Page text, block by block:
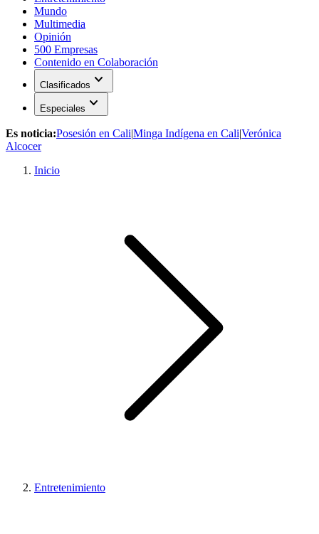
Mundo
Multimedia
Opinión
500 Empresas
Contenido en Colaboración
Clasificados expand_more
Especiales expand_more
Es noticia:Posesión en Cali|Minga Indígena en Cali|Verónica
Alcocer
Inicio
Entretenimiento